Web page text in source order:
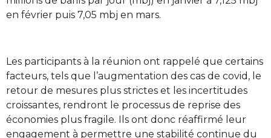
en février puis 7,05 mbj en mars.
Les participants à la réunion ont rappelé que certains
facteurs, tels que l’augmentation des cas de covid, le
retour de mesures plus strictes et les incertitudes
croissantes, rendront le processus de reprise des
économies plus fragile. Ils ont donc réaffirmé leur
engagement à permettre une stabilité continue du